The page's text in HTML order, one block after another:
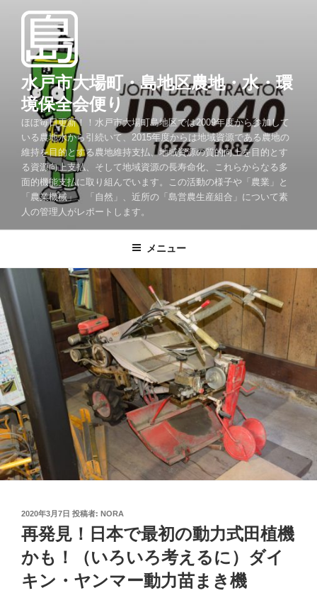
水戸市大場町・島地区農地・水・環
境保全会便り
ほぼ毎日更新！！水戸市大場町島地区では2009年度から参加して
いる農地水から引続いて、2015年度からは地域資源である農地の
維持を目的とする農地維持支払、地域資源の質的向上を目的とす
る資源向上支払、そして地域資源の長寿命化、これらからなる多
面的機能支払に取り組んでいます。この活動の様子や「農業」と
「農業機械」、「自然」、近所の「島営農生産組合」について素
人の管理人がレポートします。
メニュー
投
稿
日:
2020年3月7日 投稿者: NORA
再発見！日本で最初の動力式田植機
かも！（いろいろ考えるに）ダイ
キン・ヤンマー動力苗まき機